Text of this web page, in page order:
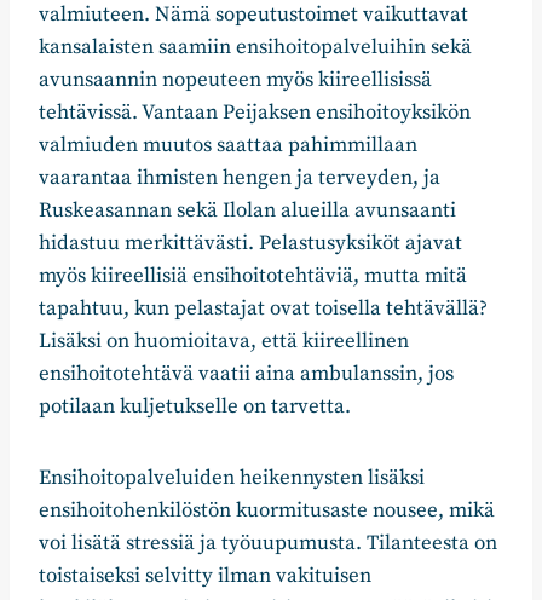
valmiuteen. Nämä sopeutustoimet vaikuttavat
kansalaisten saamiin ensihoitopalveluihin sekä
avunsaannin nopeuteen myös kiireellisissä
tehtävissä. Vantaan Peijaksen ensihoitoyksikön
valmiuden muutos saattaa pahimmillaan
vaarantaa ihmisten hengen ja terveyden, ja
Ruskeasannan sekä Ilolan alueilla avunsaanti
hidastuu merkittävästi. Pelastusyksiköt ajavat
myös kiireellisiä ensihoitotehtäviä, mutta mitä
tapahtuu, kun pelastajat ovat toisella tehtävällä?
Lisäksi on huomioitava, että kiireellinen
ensihoitotehtävä vaatii aina ambulanssin, jos
potilaan kuljetukselle on tarvetta.
Ensihoitopalveluiden heikennysten lisäksi
ensihoitohenkilöstön kuormitusaste nousee, mikä
voi lisätä stressiä ja työuupumusta. Tilanteesta on
toistaiseksi selvitty ilman vakituisen